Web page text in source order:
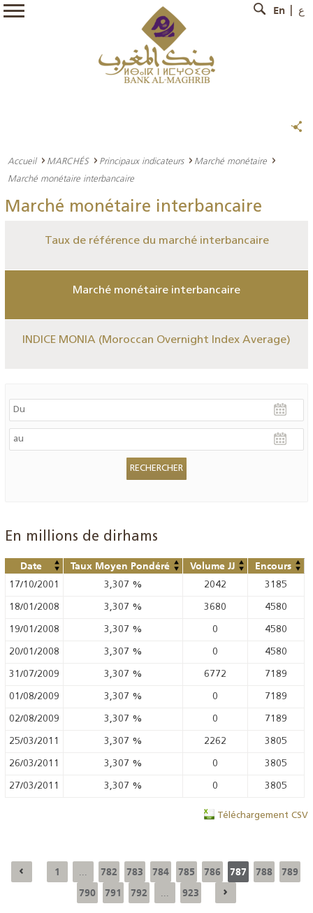
En ع
Accueil MARCHÉS Principaux indicateurs
Marché monétaire
Marché monétaire interbancaire
Marché monétaire interbancaire
Taux de référence du marché interbancaire
Marché monétaire interbancaire
INDICE MONIA (Moroccan Overnight Index Average)
En millions de dirhams
Date Taux Moyen Pondéré Volume JJ Encours
17/10/2001 3,307 % 2042 3185
18/01/2008 3,307 % 3680 4580
19/01/2008 3,307 % 0 4580
20/01/2008 3,307 % 0 4580
31/07/2009 3,307 % 6772 7189
01/08/2009 3,307 % 0 7189
02/08/2009 3,307 % 0 7189
25/03/2011 3,307 % 2262 3805
26/03/2011 3,307 % 0 3805
27/03/2011 3,307 % 0 3805
Téléchargement CSV
1 782 783 784 785 786 787 788
789
790
791 792 923